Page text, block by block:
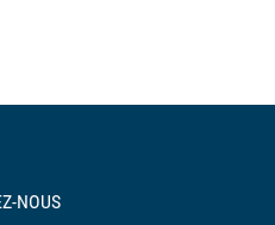
NOUS